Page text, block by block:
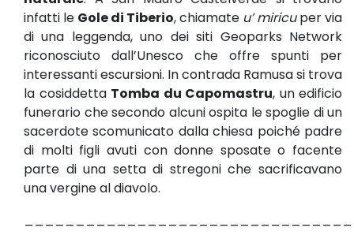
infatti le Gole di Tiberio, chiamate u’ miricuper via
di una leggenda, uno dei siti Geoparks Network
riconosciuto dall’Unesco che offre spunti per
interessanti escursioni. In contrada Ramusa si trova
la cosiddetta Tomba du Capomastru, un edificio
funerario che secondo alcuni ospita le spoglie di un
sacerdote scomunicato dalla chiesa poiché padre
di molti figli avuti con donne sposate o facente
parte di una setta di stregoni che sacrificavano
una vergine al diavolo.